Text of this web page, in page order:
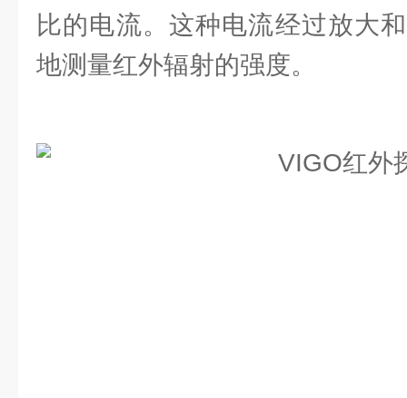
比的电流。这种电流经过放大
地测量红外辐射的强度。